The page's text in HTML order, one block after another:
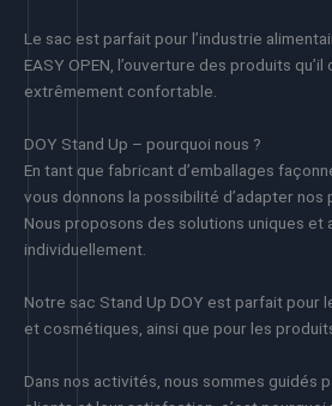
Le sac est parfait pour l’industrie
EASY OPEN, l’ouverture des produits
extrêmement confortable.
DOY Stand Up – pourquoi nous ?
En tant que fabricant d’emballages
vous donnons la possibilité d’adapter nos
Nous proposons des solutions uniques et
individuellement.
Notre sac Stand Up DOY est parfait pour
et cosmétiques, ainsi que pour les
Dans nos activités, nous sommes guidés